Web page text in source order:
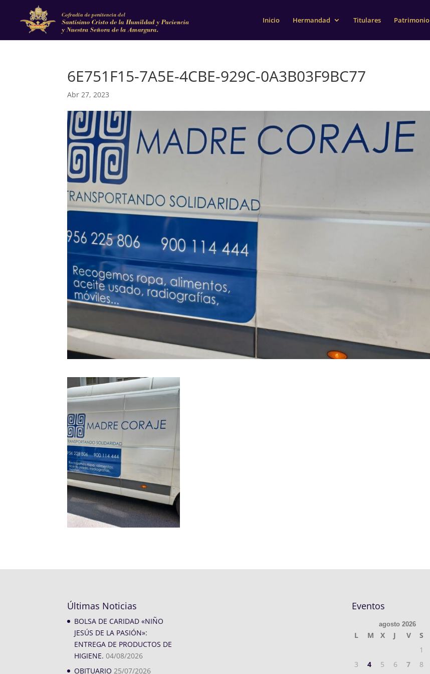
Inicio Hermandad Titulares Patrimonio
6E751F15-7A5E-4CBE-929C-0A3B03F9BC77
Abr 27, 2023
Últimas Noticias
BOLSA DE CARIDAD «NIÑO
JESÚS DE LA PASIÓN»:
ENTREGA DE PRODUCTOS DE
HIGIENE. 04/08/2026
OBITUARIO 25/07/2026
Eventos
agosto 2026
L M X J V S
1
3
4 5 6 7 8